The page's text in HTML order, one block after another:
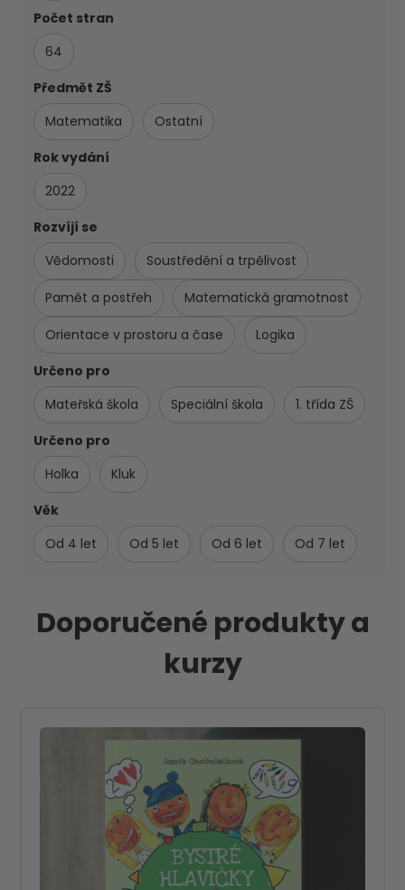
Počet stran
64
Předmět ZŠ
Matematika
Ostatní
Rok vydání
2022
Rozvíjí se
Vědomosti
Soustředění a trpělivost
Pamět a postřeh Matematická gramotnost
Orientace v prostoru a čase
Logika
Určeno pro
Mateřská škola
Speciální škola
1. třída ZŠ
Určeno pro
Holka
Kluk
Věk
Od 4 let
Od 5 let Od 6 let Od 7 let
Doporučené produkty a
kurzy